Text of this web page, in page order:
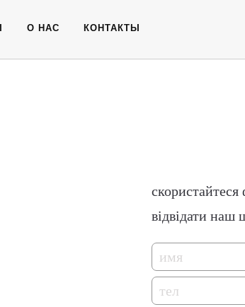
О НАС КОНТАКТЫ
відвідати наш